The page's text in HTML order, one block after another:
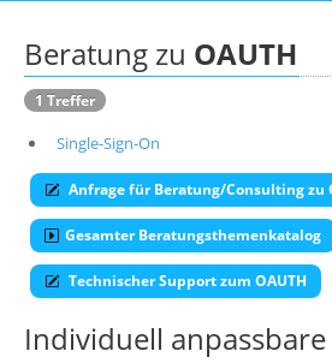
Individuelle Schulungen
Wissen
Über uns
Suche
Beratung zu OAUTH
1 Treffer
Single-Sign-On
Anfrage für Beratung/Consulting zu
Gesamter Beratungsthemenkatalog
Technischer Support zum OAUTH
Individuell anpassbare